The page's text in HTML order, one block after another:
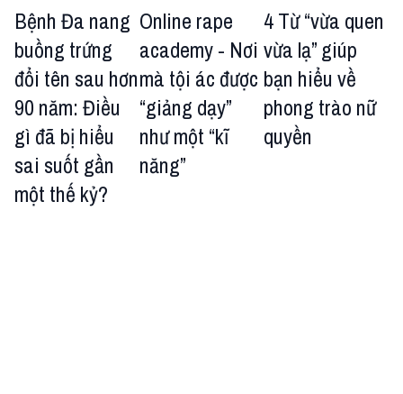
Bệnh Đa nang
buồng trứng
đổi tên sau hơn
90 năm: Điều
gì đã bị hiểu
sai suốt gần
một thế kỷ?
Online rape
academy - Nơi
mà tội ác được
“giảng dạy”
như một “kĩ
năng”
4 Từ “vừa quen
vừa lạ” giúp
bạn hiểu về
phong trào nữ
quyền